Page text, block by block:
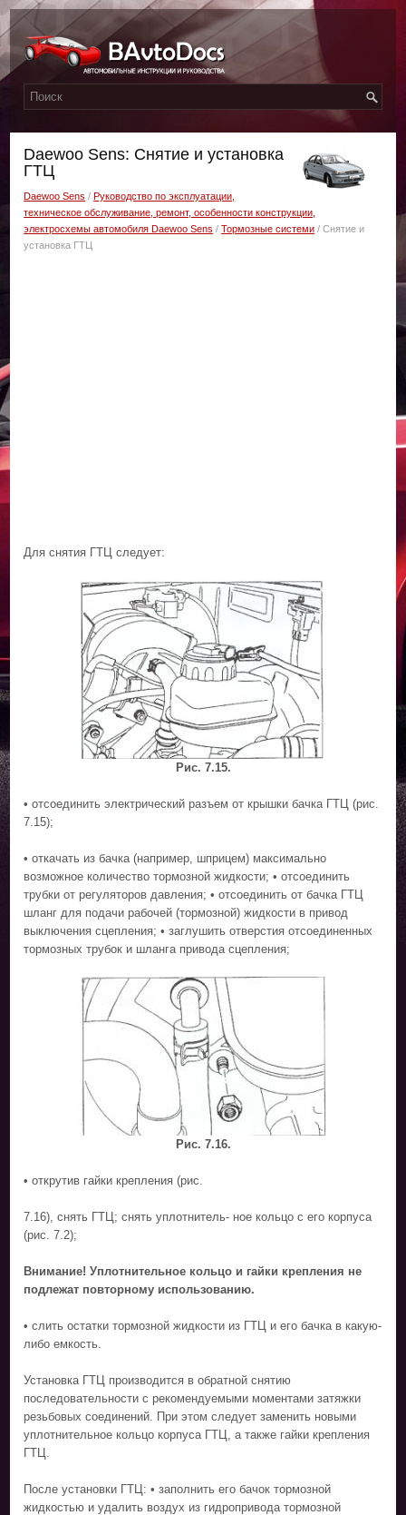
Daewoo Sens: Снятие и установка
ГТЦ
Daewoo Sens /Руководство по эксплуатации,
техническое обслуживание, ремонт, особенности конструкции,
электросхемы автомобиля Daewoo Sens /Тормозные системи / Снятие и
установка ГТЦ
Для снятия ГТЦ следует:
Рис. 7.15.
• отсоединить электрический разъем от крышки бачка ГТЦ (рис.
7.15);
• откачать из бачка (например, шприцем) максимально
возможное количество тормозной жидкости; • отсоединить
трубки от регуляторов давления; • отсоединить от бачка ГТЦ
шланг для подачи рабочей (тормозной) жидкости в привод
выключения сцепления; • заглушить отверстия отсоединенных
тормозных трубок и шланга привода сцепления;
Рис. 7.16.
• открутив гайки крепления (рис.
7.16), снять ГТЦ; снять уплотнитель- ное кольцо с его корпуса
(рис. 7.2);
Внимание! Уплотнительное кольцо и гайки крепления не
подлежат повторному использованию.
• слить остатки тормозной жидкости из ГТЦ и его бачка в какую-
либо емкость.
Установка ГТЦ производится в обратной снятию
последовательности с рекомендуемыми моментами затяжки
резьбовых соединений. При этом следует заменить новыми
уплотнительное кольцо корпуса ГТЦ, а также гайки крепления
ГТЦ.
После установки ГТЦ: • заполнить его бачок тормозной
жидкостью и удалить воздух из гидропривода тормозной